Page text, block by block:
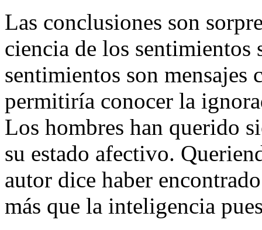
Las conclusiones son
ciencia de los sentimientos
sentimientos son
permitiría conocer la
Los hombres han querido
su estado afectivo.
autor dice haber
más que la inteligencia